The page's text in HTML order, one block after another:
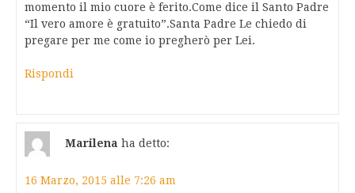
momento il mio cuore è ferito.Come dice il Santo Padre
“Il vero amore è gratuito”.Santa Padre Le chiedo di
pregare per me come io pregherò per Lei.
Rispondi
Marilena ha detto:
16 Marzo, 2015 alle 7:26 am